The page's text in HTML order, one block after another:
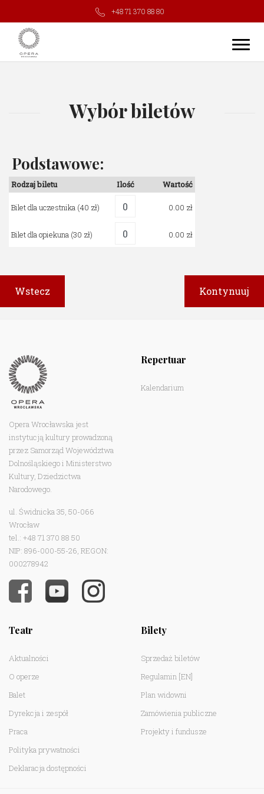
+48 71 370 88 80
Wybór biletów
Podstawowe:
Rodzaj biletu Ilość Wartość
Bilet dla uczestnika (40 zł) 0.00
Bilet dla opiekuna (30 zł) 0.00
Opera Wrocławska jest
instytucją kultury prowadzoną
przez Samorząd Województwa
Dolnośląskiego i Ministerstwo
Kultury, Dziedzictwa
Narodowego.
ul. Świdnicka 35, 50-066
Wrocław
tel.: +48 71 370 88 50
NIP: 896-000-55-26, REGON:
000278942
Repertuar
Kalendarium
Teatr
Aktualności
O operze
Balet
Dyrekcja i zespół
Praca
Polityka prywatności
Deklaracja dostępności
Bilety
Sprzedaż biletów
Regulamin [EN]
Plan widowni
Zamówienia publiczne
Projekty i fundusze